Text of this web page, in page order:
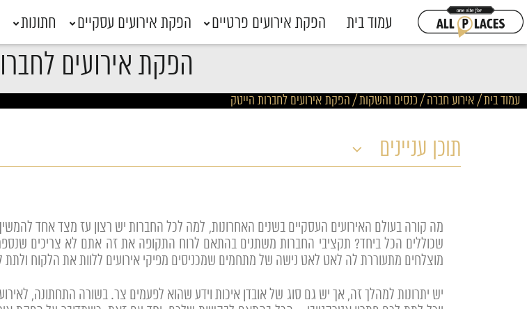
עמוד בית הפקת אירועים פרטיים הפקת אירועים עסקיים חתונות
הפקת אירועים
עמוד בית/אירוע חברה / כנסים והשקות/הפקת אירועים לחברות הייטק
תוכן עניינים
מה קורה בעולם האירועים העסקיים בשנים האחרונות, למה לכל החברות יש רצון עז מצד אחד
שכוללים הכל ביחד? תקציבי החברות משתנים בהתאם לרוח התקופה את זה אתם לא צריכים
מוצלחים מתעוררת לה לאט לאט נישה של מתחמים שמכניסים מפיקי אירועים ללוות את הלקוח ולתת
יש יתרונות למהלך זה, אך יש גם סוג של אובדן איכות וידע שהוא לפעמים צר. בשורה התחתונה,